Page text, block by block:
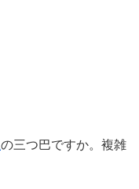
の三つ巴ですか。複雑